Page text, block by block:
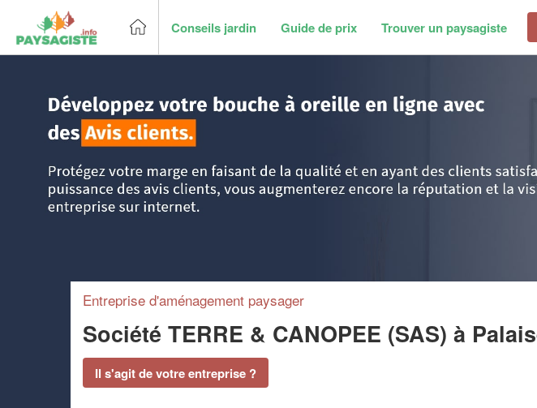
Conseils jardin Guide de prix Trouver un paysagiste
Entreprise d'aménagement paysager
Société TERRE & CANOPEE (SAS) à
Il s'agit de votre entreprise ?